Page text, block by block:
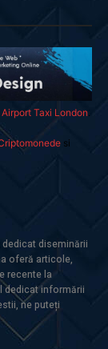
Airport Taxi London
si
diseminării
oferă articole,
recente la
dedicat informării
ne puteți